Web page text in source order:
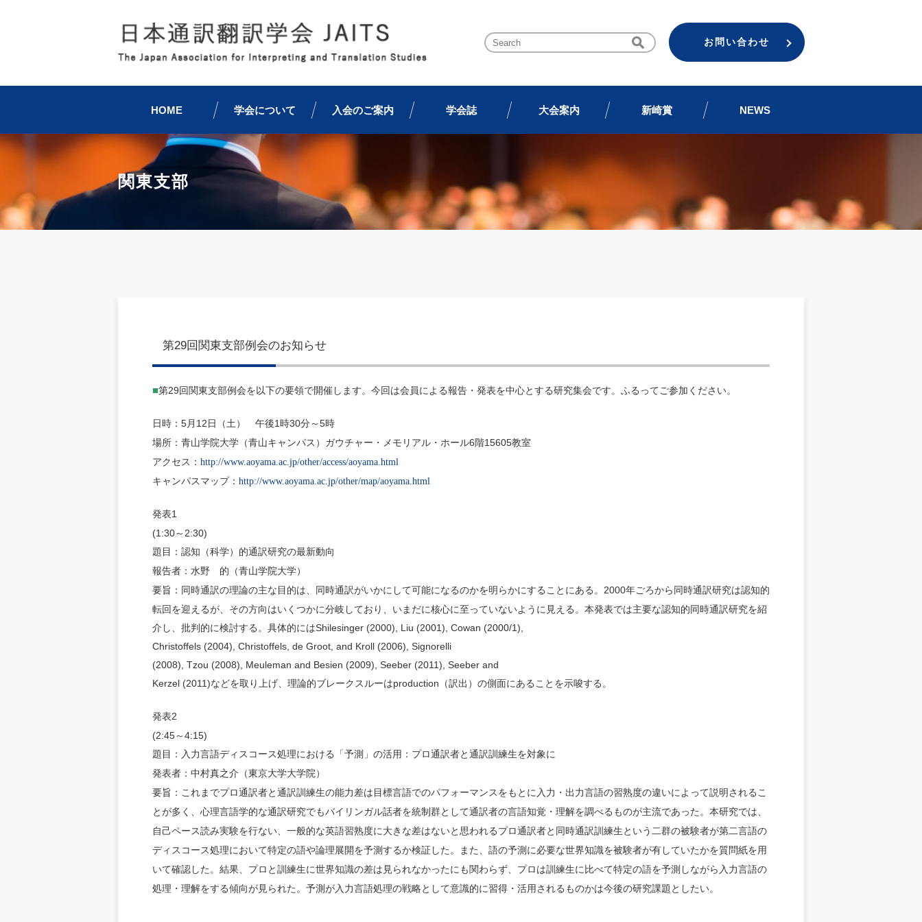
お問い合わせ
HOME 学会について 入会のご案内 学会誌 大会案内 新崎賞 NEWS
関東支部
第29回関東支部例会のお知らせ
■第29 回関東支部例会を以下の要領で開催します。今回は会員による報告・発表を中心とする研究集会です。ふるってご参加ください。
日時： 5月 12 日（土） 午後1 時30分～ 5時
場所：青山学院大学（青山キャンパス）ガウチャー・メモリアル・ホール6 階15605教室
アクセス： http://www.aoyama.ac.jp/other/access/aoyama.html
キャンパスマップ： http://www.aoyama.ac.jp/other/map/aoyama.html
発表1
(1:30 ～ 2:30)
題目：認知（科学）的通訳研究の最新動向
報告者：水野 的（青山学院大学）
要旨：同時通訳の理論の主な目的は、同時通訳がいかにして可能になるのかを明らかにすることにある。 2000年ごろから同時通訳研究は認知的
転回を迎えるが、その方向はいくつかに分岐しており、いまだに核心に至っていないように見える。本発表では主要な認知的同時通訳研究を紹
介し、批判的に検討する。具体的にはShilesinger (2000), Liu (2001), Cowan (2000/1),
Christoffels (2004), Christoffels, de Groot, and Kroll (2006), Signorelli
(2008), Tzou (2008), Meuleman and Besien (2009), Seeber (2011), Seeber and
Kerzel (2011)などを取り上げ、理論的ブレークスルーはproduction （訳出）の側面にあることを示唆する。
発表2
(2:45 ～ 4:15)
題目：入力言語ディスコース処理における「予測」の活用：プロ通訳者と通訳訓練生を対象に
発表者：中村真之介（東京大学大学院）
要旨：これまでプロ通訳者と通訳訓練生の能力差は目標言語でのパフォーマンスをもとに入力・出力言語の習熟度の違いによって説明されるこ
とが多く、心理言語学的な通訳研究でもバイリンガル話者を統制群として通訳者の言語知覚・理解を調べるものが主流であった。本研究では、
自己ペース読み実験を行ない、一般的な英語習熟度に大きな差はないと思われるプロ通訳者と同時通訳訓練生という二群の被験者が第二言語の
ディスコース処理において特定の語や論理展開を予測するか検証した。また、語の予測に必要な世界知識を被験者が有していたかを質問紙を用
いて確認した。結果、プロと訓練生に世界知識の差は見られなかったにも関わらず、プロは訓練生に比べて特定の語を予測しながら入力言語の
処理・理解をする傾向が見られた。予測が入力言語処理の戦略として意識的に習得・活用されるものかは今後の研究課題としたい。